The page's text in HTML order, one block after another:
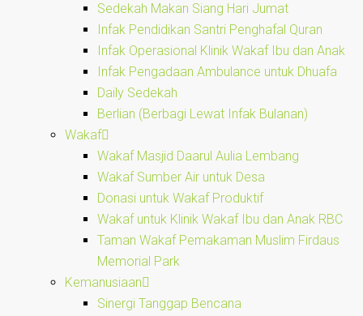
Sedekah Makan Siang Hari Jumat
Infak Pendidikan Santri Penghafal Quran
Infak Operasional Klinik Wakaf Ibu dan Anak
Infak Pengadaan Ambulance untuk Dhuafa
Daily Sedekah
Berlian (Berbagi Lewat Infak Bulanan)
Wakaf
Wakaf Masjid Daarul Aulia Lembang
Wakaf Sumber Air untuk Desa
Donasi untuk Wakaf Produktif
Wakaf untuk Klinik Wakaf Ibu dan Anak RBC
Taman Wakaf Pemakaman Muslim Firdaus
Memorial Park
Kemanusiaan
Sinergi Tanggap Bencana